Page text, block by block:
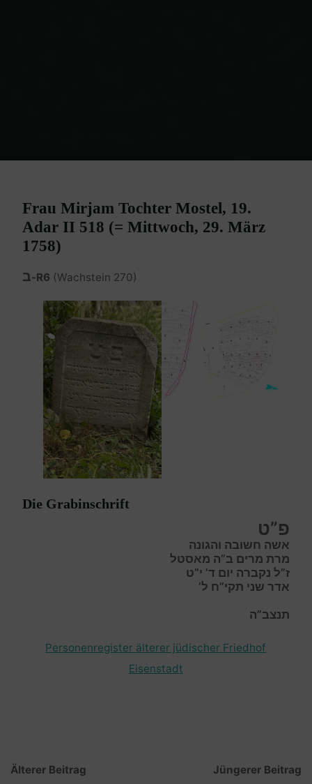
Frau Mirjam Tochter Mostel, 19.
Adar II 518 (= Mittwoch, 29. März
1758)
ב-R6 (Wachstein 270)
Die Grabinschrift
פ”ט
אשה חשובה והגונה
מרת מרים ב”ה מאסטל
ז”ל נקברה יום ד’ י”ט
אדר שני תקי”ח ל’
תנצב”ה
Personenregister älterer jüdischer Friedhof
Eisenstadt
Älterer Beitrag Jüngerer Beitrag